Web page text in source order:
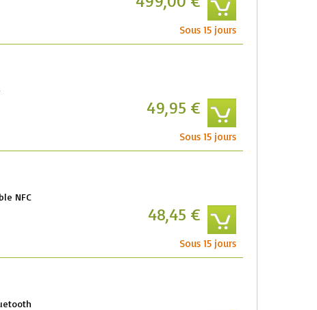
Sous 15 jours
Sous 15 jours
49,95 €
Sous 15 jours
NFC
48,45 €